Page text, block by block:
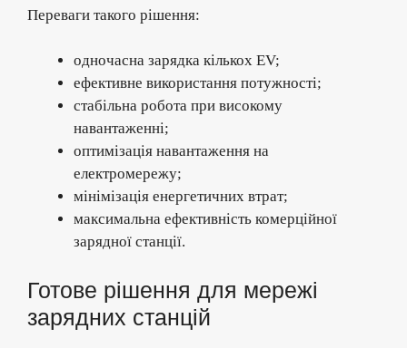
Переваги такого рішення:
одночасна зарядка кількох EV;
ефективне використання потужності;
стабільна робота при високому
навантаженні;
оптимізація навантаження на
електромережу;
мінімізація енергетичних втрат;
максимальна ефективність комерційної
зарядної станції.
Готове рішення для мережі
зарядних станцій